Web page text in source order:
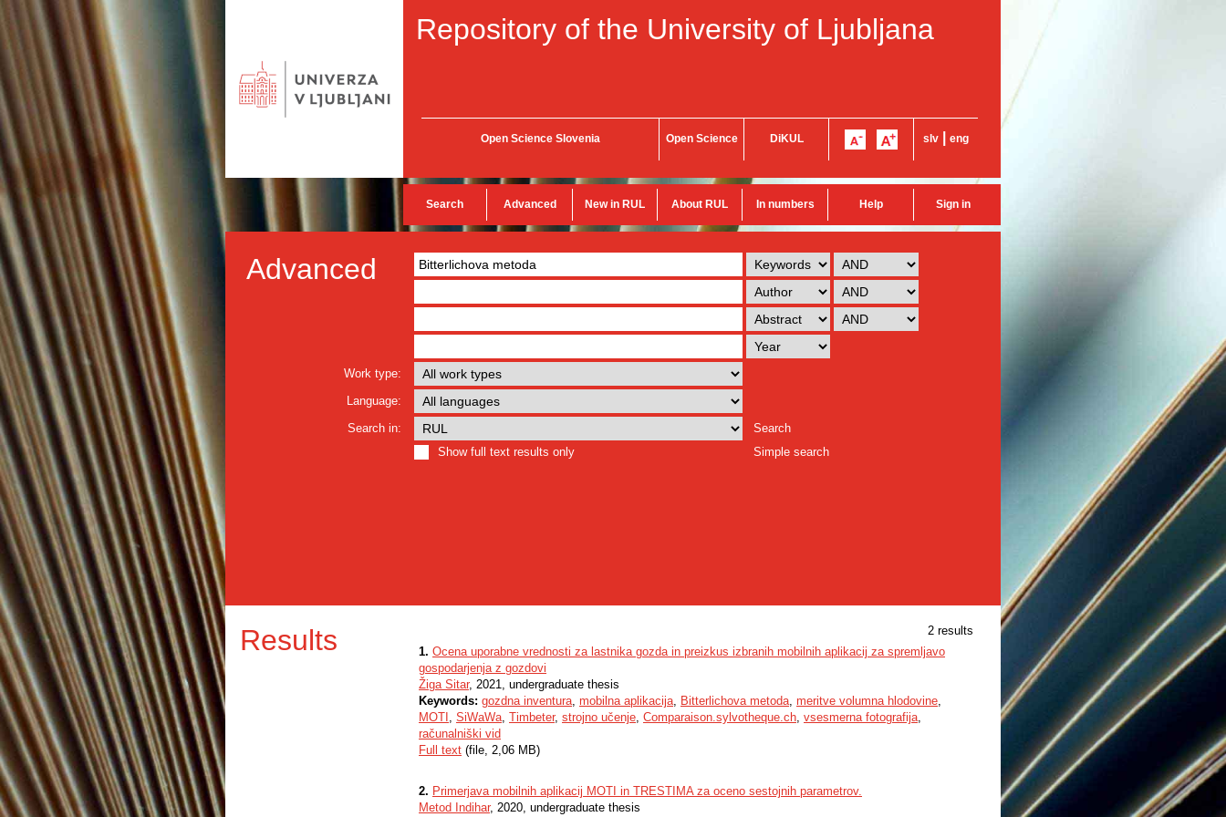
Repository of the University of Ljubljana
Open Science Slovenia Open Science DiKUL slv eng
Search Advanced New in RUL About RUL In numbers Help Sign in
Advanced
Work type:
Language:
Search in:
Search
Show full text results only
Simple search
Results
2 results
1. Ocena uporabne vrednosti za lastnika gozda in preizkus izbranih mobilnih aplikacij za spremljavo
gospodarjenja z gozdovi
Žiga Sitar, 2021, undergraduate thesis
Keywords: gozdna inventura, mobilna aplikacija, Bitterlichova metoda, meritve volumna hlodovine,
MOTI , SiWaWa, Timbeter, strojno učenje, Comparaison.sylvotheque.ch, vsesmerna fotografija,
računalniški vid
Full text (file, 2,06 MB)
2. Primerjava mobilnih aplikacij MOTI in TRESTIMA za oceno sestojnih parametrov.
Metod Indihar, 2020, undergraduate thesis